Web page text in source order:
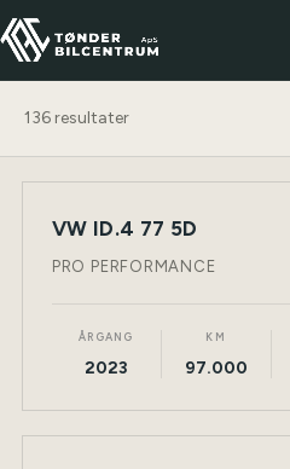
136 resultater
NY BIL
VW ID.4 77 5D
PRO PERFORMANCE
ÅRGANG
2023
KM
97.000